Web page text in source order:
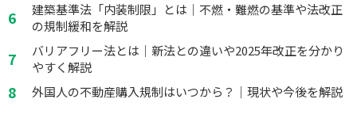
建築基準法「内装制限」とは｜不燃・難燃の基準や法改正
の規制緩和を解説
バリアフリー法とは｜新法との違いや2025年改正を分かり
やすく解説
外国人の不動産購入規制はいつから？｜現状や今後を解説